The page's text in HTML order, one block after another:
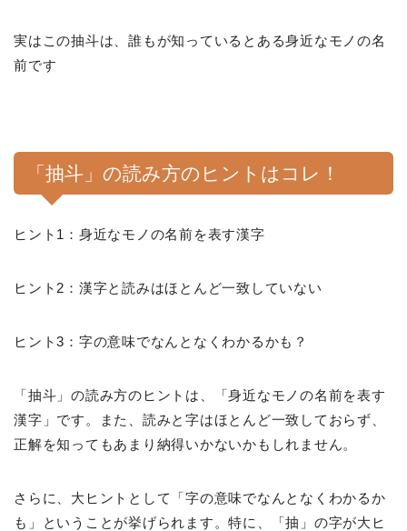
実はこの抽斗は、誰もが知っているとある身近なモノの名
前です
「抽斗」の読み方のヒントはコレ！
ヒント1：身近なモノの名前を表す漢字
ヒント2：漢字と読みはほとんど一致していない
ヒント3：字の意味でなんとなくわかるかも？
「抽斗」の読み方のヒントは、「身近なモノの名前を表す
漢字」です。また、読みと字はほとんど一致しておらず、
正解を知ってもあまり納得いかないかもしれません。
さらに、大ヒントとして「字の意味でなんとなくわかるか
も」
ということが挙げられます。特に、「抽」の字が大ヒ